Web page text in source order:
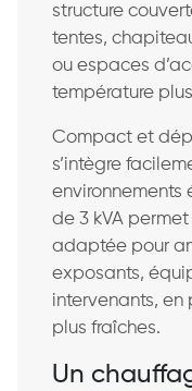
structure
tentes,
ou espaces
température
Compact et
s’intègre
environnements
de 3 kVA
adaptée pour
exposants,
intervenants,
plus fraîches.
Un